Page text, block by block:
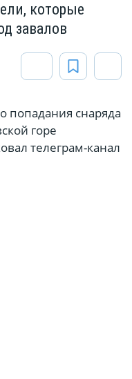
которые
завалов
попадания снаряда
горе
телеграм-канал